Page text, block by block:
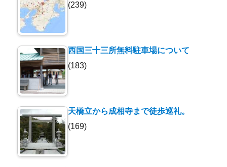
(239)
西国三十三所無料駐車場について
(183)
天橋立から成相寺まで徒歩巡礼。
(169)